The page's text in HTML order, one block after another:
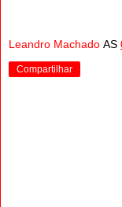
Leandro Machado AS
Compartilhar